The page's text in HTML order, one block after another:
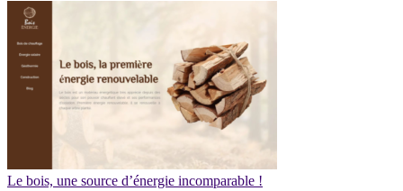
Le bois, une source d’énergie incomparable !